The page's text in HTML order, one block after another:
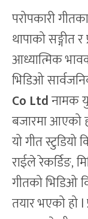
परोपकारी
थापाको सङ्गीत
आध्यात्मिक
भिडिओ
Co Ltdनामक
बजारमा आएको
यो गीत
राईले रेकर्डिङ,
गीतको भिडिओ
तयार भएको हो